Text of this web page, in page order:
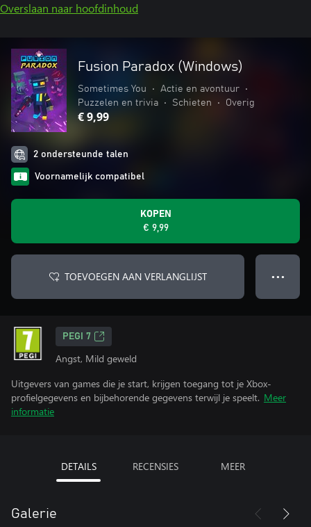
Overslaan naar hoofdinhoud
Fusion Paradox (Windows)
Sometimes You • Actie en avontuur
•
Puzzelen en trivia
• Schieten • Overig
€ 9,99
2 ondersteunde talen
Voornamelijk compatibel
KOPEN
€ 9,99
TOEVOEGEN AAN VERLANGLIJST ● ● ●
PEGI 7
Angst, Mild geweld
Uitgevers van games die je start, krijgen toegang tot je Xbox-
profielgegevens en bijbehorende gegevens terwijl je speelt. Meer
informatie
DETAILS RECENSIES MEER
Galerie